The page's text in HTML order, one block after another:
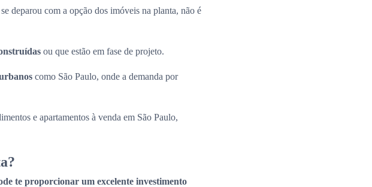
deparou com a opção dos imóveis na planta, não é
ou que estão em fase de projeto.
como São Paulo, onde a demanda por
e apartamentos à venda em São Paulo,
te proporcionar um excelente investimento